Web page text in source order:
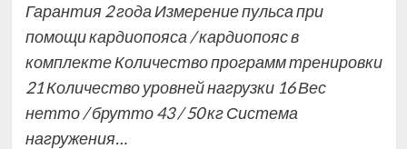
Гарантия 2 года Измерение пульса при
помощи кардиопояса / кардиопояс в
комплекте Количество программ тренировки
21 Количество уровней нагрузки 16 Вес
нетто / брутто 43 / 50 кг Система
нагружения…